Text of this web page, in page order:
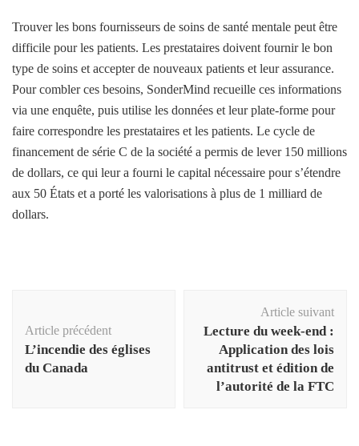
Trouver les bons fournisseurs de soins de santé mentale peut être
difficile pour les patients. Les prestataires doivent fournir le bon
type de soins et accepter de nouveaux patients et leur assurance.
Pour combler ces besoins, SonderMind recueille ces informations
via une enquête, puis utilise les données et leur plate-forme pour
faire correspondre les prestataires et les patients. Le cycle de
financement de série C de la société a permis de lever 150 millions
de dollars, ce qui leur a fourni le capital nécessaire pour s’étendre
aux 50 États et a porté les valorisations à plus de 1 milliard de
dollars.
d'article
Article précédent
L’incendie des églises
du Canada
Article suivant
Lecture du week-end :
Application des lois
antitrust et édition de
l’autorité de la FTC